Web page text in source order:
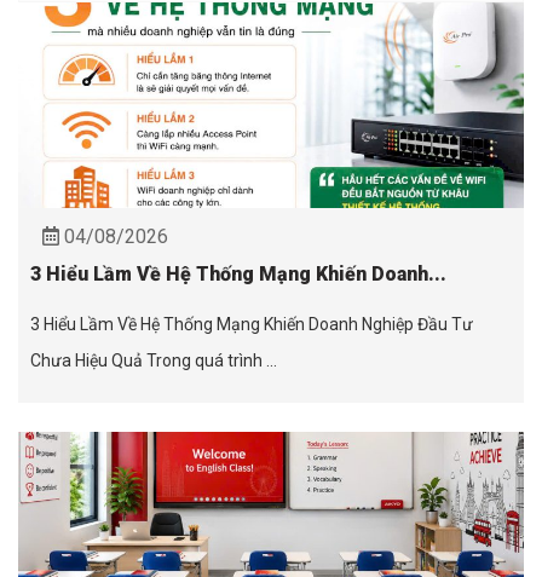
04/08/2026
3 Hiểu Lầm Về Hệ Thống Mạng Khiến Doanh...
3 Hiểu Lầm Về Hệ Thống Mạng Khiến Doanh Nghiệp Đầu Tư
Chưa Hiệu Quả Trong quá trình ...